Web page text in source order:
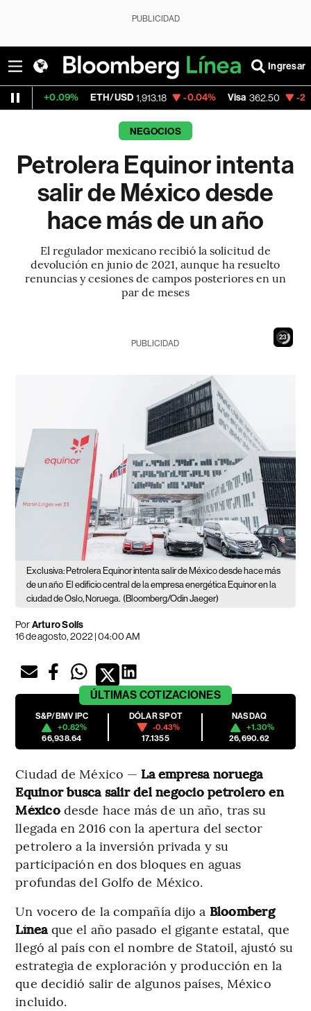
PUBLICIDAD
Ingresar
ETH/USD 1,913.18 -0.04% Visa 362.50 -2.15%
NEGOCIOS
Petrolera Equinor intenta
salir de México desde
hace más de un año
El regulador mexicano recibió la solicitud de
devolución en junio de 2021, aunque ha resuelto
renuncias y cesiones de campos posteriores en un
par de meses
21
PUBLICIDAD
Exclusiva: Petrolera Equinor intenta salir de México desde hace más
de un año El edificio central de la empresa energética Equinor en la
ciudad de Oslo, Noruega. (Bloomberg/Odin Jaeger)
PorArturo Solís
16 de agosto, 2022 | 04:00 AM
ÚLTIMAS COTIZACIONES
S&P/BMV IPC
+0.82%
66,938.64
DÓLAR SPOT
-0.43%
17.1355
NASDAQ
+1.30%
26,690.62
Ciudad de México — La empresa noruega
Equinor busca salir del negocio petrolero en
Méxicodesde hace más de un año, tras su
llegada en 2016 con la apertura del sector
petrolero a la inversión privada y su
participación en dos bloques en aguas
profundas del Golfo de México.
Un vocero de la compañía dijo a Bloomberg
Línea que el año pasado el gigante estatal, que
llegó al país con el nombre de Statoil, ajustó su
estrategia de exploración y producción en la
que decidió salir de algunos países, México
incluido.